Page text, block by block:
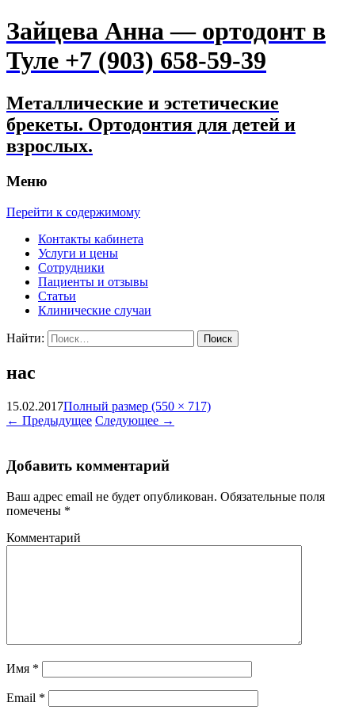
Зайцева Анна — ортодонт в
Туле +7 (903) 658-59-39
Металлические и эстетические
брекеты. Ортодонтия для детей и
взрослых.
Меню
Перейти к содержимому
Контакты кабинета
Услуги и цены
Сотрудники
Пациенты и отзывы
Статьи
Клинические случаи
Найти:
нас
15.02.2017Полный размер (550 × 717)
← Предыдущее Следующее →
Добавить комментарий
Ваш адрес email не будет опубликован. Обязательные поля
помечены *
Комментарий
Имя *
Email *